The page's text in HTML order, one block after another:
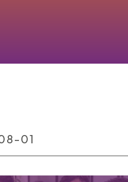
01